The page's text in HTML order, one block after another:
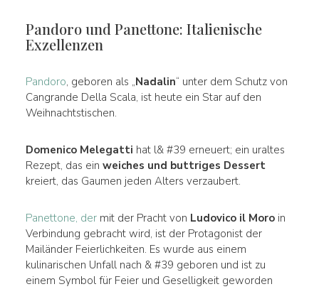
Pandoro und Panettone: Italienische
Exzellenzen
Pandoro, geboren als „Nadalin“ unter dem Schutz von
Cangrande Della Scala, ist heute ein Star auf den
Weihnachtstischen.
Domenico Melegatti hat l& #39 erneuert; ein uraltes
Rezept, das ein weiches und buttriges Dessert
kreiert, das Gaumen jeden Alters verzaubert.
Panettone, dermit der Pracht von Ludovico il Moroin
Verbindung gebracht wird, ist der Protagonist der
Mailänder Feierlichkeiten. Es wurde aus einem
kulinarischen Unfall nach & #39 geboren und ist zu
einem Symbol für Feier und Geselligkeit geworden